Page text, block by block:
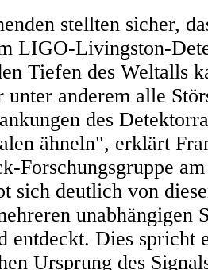
stellten sicher,
LIGO-Livingston-
Tiefen des Weltalls
unter anderem alle
des
ähneln", erklärt
Forschungsgruppe
sich deutlich von
unabhängigen
entdeckt. Dies spricht
Ursprung des